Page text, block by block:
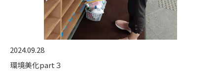
2024.09.28
環境美化part３